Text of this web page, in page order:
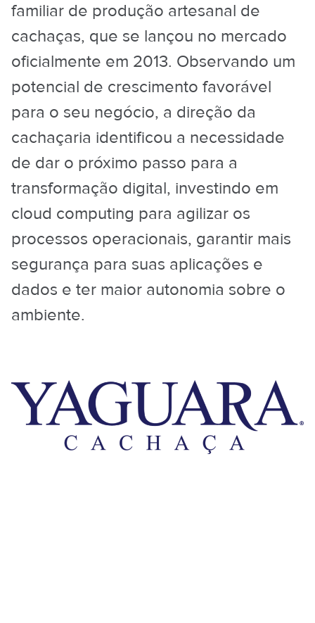
familiar de produção artesanal de
cachaças, que se lançou no mercado
oficialmente em 2013. Observando um
potencial de crescimento favorável
para o seu negócio, a direção da
cachaçaria identificou a necessidade
de dar o próximo passo para a
transformação digital, investindo em
cloud computing para agilizar os
processos operacionais, garantir mais
segurança para suas aplicações e
dados e ter maior autonomia sobre o
ambiente.